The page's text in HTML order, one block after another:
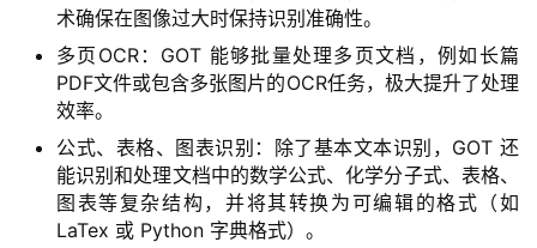
用
行
登录 注册
术确保在图像过大时保持识别准确性。
多页OCR：GOT 能够批量处理多页文档，例如长篇
PDF文件或包含多张图片的OCR任务，极大提升了处理
效率。
公式、表格、图表识别：除了基本文本识别，GOT 还
能识别和处理文档中的数学公式、化学分子式、表格、
图表等复杂结构，并将其转换为可编辑的格式（如
LaTex 或 Python 字典格式）。